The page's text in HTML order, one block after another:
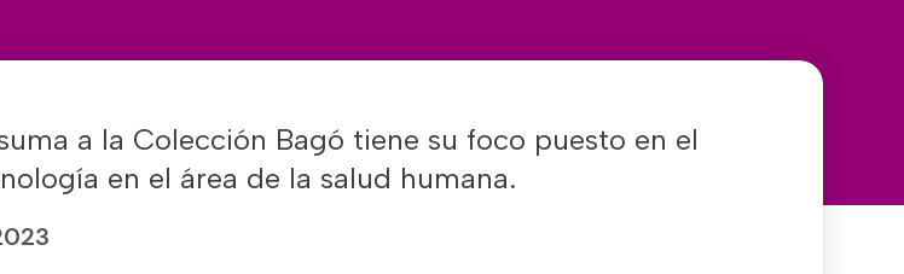
a la Colección Bagó tiene su foco puesto en el
en el área de la salud humana.